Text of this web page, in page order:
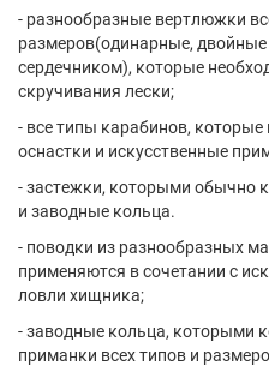
- разнообразные вертлюжки
размеров(одинарные,
сердечником), которые
скручивания лески;
- все типы карабинов,
оснастки и искусственные
- застежки, которыми обычно
и заводные кольца.
- поводки из разнообразных
применяются в сочетании с
ловли хищника;
- заводные кольца, которыми
приманки всех типов и